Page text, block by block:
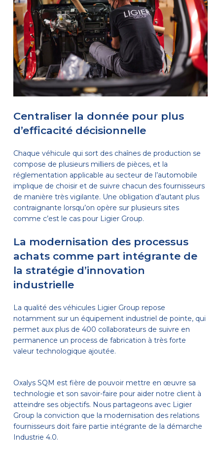
Centraliser la donnée pour plus
d’efficacité décisionnelle
Chaque véhicule qui sort des chaînes de production se
compose de plusieurs milliers de pièces, et la
réglementation applicable au secteur de l’automobile
implique de choisir et de suivre chacun des fournisseurs
de manière très vigilante. Une obligation d’autant plus
contraignante lorsqu’on opère sur plusieurs sites
comme c’est le cas pour Ligier Group.
La modernisation des processus
achats comme part intégrante de
la stratégie d’innovation
industrielle
La qualité des véhicules Ligier Group repose
notamment sur un équipement industriel de pointe, qui
permet aux plus de 400 collaborateurs de suivre en
permanence un process de fabrication à très forte
valeur technologique ajoutée.
Oxalys SQM est fière de pouvoir mettre en œuvre sa
technologie et son savoir-faire pour aider notre client à
atteindre ses objectifs. Nous partageons avec Ligier
Group la conviction que la modernisation des relations
fournisseurs doit faire partie intégrante de la démarche
Industrie 4.0.